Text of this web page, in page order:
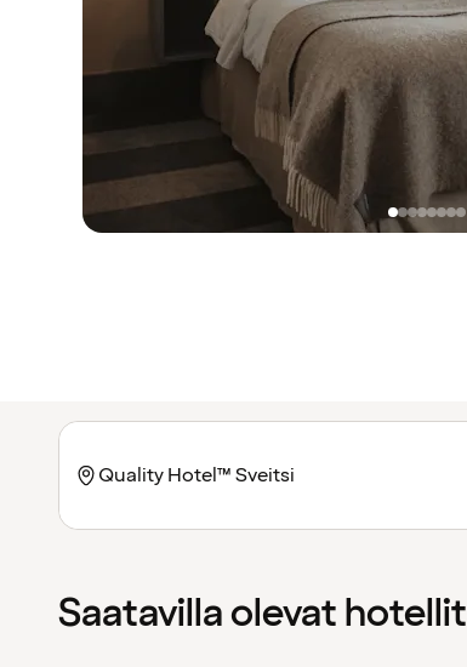
Saatavilla olevat hotellit